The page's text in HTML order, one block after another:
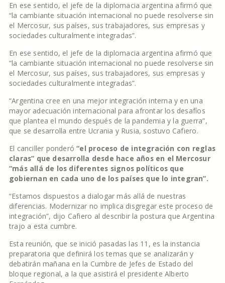
En ese sentido, el jefe de la diplomacia argentina afirmó que
“la cambiante situación internacional no puede resolverse sin
el Mercosur, sus países, sus trabajadores, sus empresas y
sociedades culturalmente integradas”.
En ese sentido, el jefe de la diplomacia argentina afirmó que
“la cambiante situación internacional no puede resolverse sin
el Mercosur, sus países, sus trabajadores, sus empresas y
sociedades culturalmente integradas”.
“Argentina cree en una mejor integración interna y en una
mayor adecuación internacional para afrontar los desafíos
que plantea el mundo después de la pandemia y la guerra”,
que se desarrolla entre Ucrania y Rusia, sostuvo Cafiero.
El canciller ponderó “el proceso de integración con reglas
claras” que desarrolla desde hace años en el Mercosur
“más allá de los diferentes signos políticos que
gobiernan en cada uno de los países que lo integran”.
“Estamos dispuestos a dialogar más allá de nuestras
diferencias. Modernizar no implica disgregar este proceso de
integración”, dijo Cafiero al describir la postura que Argentina
trajo a esta cumbre.
Esta reunión, que se inició pasadas las 11, es la instancia
preparatoria que definirá los temas que se analizarán y
debatirán mañana en la Cumbre de Jefes de Estado del
bloque regional, a la que asistirá el presidente Alberto